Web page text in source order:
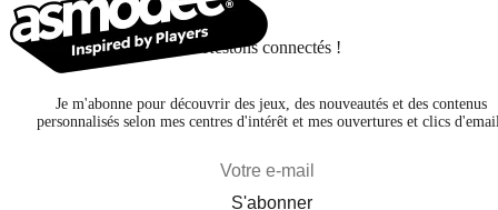
Restons connectés !
Je m'abonne pour découvrir des jeux, des nouveautés et des contenus
personnalisés selon mes centres d'intérêt et mes ouvertures et clics
S'abonner